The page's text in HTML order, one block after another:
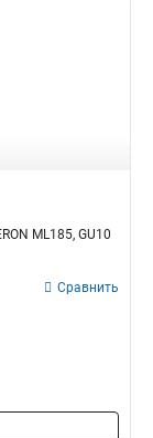
ML185, GU10
Сравнить